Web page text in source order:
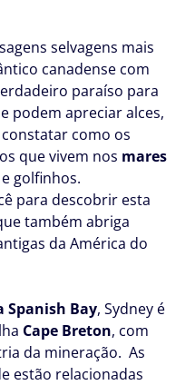
selvagens mais
canadense com
paraíso para
podem apreciar alces,
como os
que vivem nos mares
golfinhos.
para descobrir esta
também abriga
da América do
Spanish Bay, Sydney é
Cape Breton, com
da mineração. As
estão relacionadas